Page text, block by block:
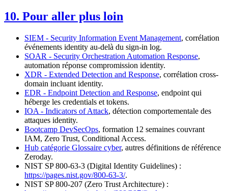
10. Pour aller plus loin
SIEM - Security Information Event Management, corrélation
événements identity au-delà du sign-in log.
SOAR - Security Orchestration Automation Response,
automation réponse compromission identity.
XDR - Extended Detection and Response, corrélation cross-
domain incluant identity.
EDR - Endpoint Detection and Response, endpoint qui
héberge les credentials et tokens.
IOA - Indicators of Attack, détection comportementale des
attaques identity.
Bootcamp DevSecOps, formation 12 semaines couvrant
IAM, Zero Trust, Conditional Access.
Hub catégorie Glossaire cyber, autres définitions de référence
Zeroday.
NIST SP 800-63-3 (Digital Identity Guidelines) :
https://pages.nist.gov/800-63-3/.
NIST SP 800-207 (Zero Trust Architecture) :